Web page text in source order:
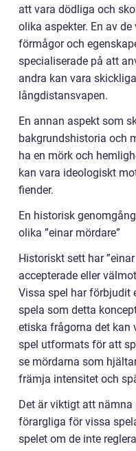
att vara dödliga och
olika aspekter. En av
förmågor och
specialiserade på att
andra kan vara
långdistansvapen.
En annan aspekt som
bakgrundshistoria och
ha en mörk och
kan vara ideologiskt
fiender.
En historisk
olika ”einar mördare”
Historiskt sett har
accepterade eller
Vissa spel har förbjudit
spela som detta
etiska frågorna det kan
spel utformats för att
se mördarna som
främja intensitet och
Det är viktigt att nämna
förargliga för vissa
spelet om de inte